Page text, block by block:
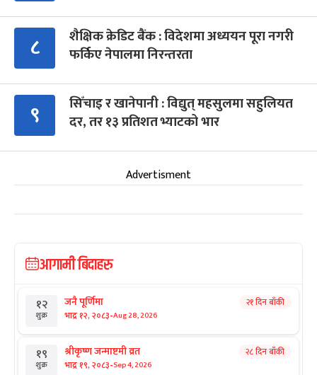
८
शैक्षिक क्रेडिट बैंक : विदेशमा अध्ययन पूरा नगरी
फर्किए नेपालमा निरन्तरता
९
सिँचाइ र खानेपानी : विद्युत् महसुलमा सहुलियत
दर, तर १३ प्रतिशत भ्याटको भार
Advertisment
आगामी बिदाहरु
१२
शुक्र
जनै पूर्णिमा
भाद्र १२, २०८३-Aug 28, 2026
२१ दिन बाँकी
१९
शुक्र
श्रीकृष्ण जन्माष्टमी व्रत
भाद्र १९, २०८३-Sep 4, 2026
२८ दिन बाँकी